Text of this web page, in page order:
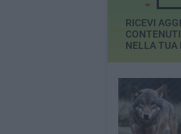
RICEVI
NELLA TUA